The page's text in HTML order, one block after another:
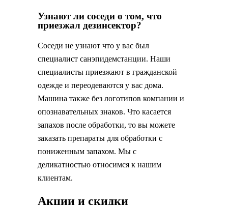
Узнают ли соседи о том, что
приезжал дезинсектор?
Соседи не узнают что у вас был
специалист санэпидемстанции. Наши
специалисты приезжают в гражданской
одежде и переодеваются у вас дома.
Машина также без логотипов компании и
опознавательных знаков. Что касается
запахов после обработки, то вы можете
заказать препараты для обработки с
пониженным запахом. Мы с
деликатностью относимся к нашим
клиентам.
Акции и скидки